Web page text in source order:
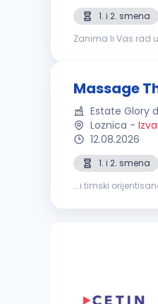
1. i 2. smena
Zanima li Vas rad
Massage
Estate Glory
Loznica -
12.08.2026
1. i 2. smena
...i timski